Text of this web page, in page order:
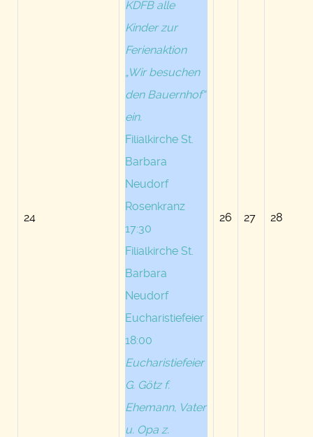
24
KDFB alle
Kinder zur
Ferienaktion
„Wir besuchen
den Bauernhof“
ein.
Filialkirche St.
Barbara
Neudorf
Rosenkranz
17:30
Filialkirche St.
Barbara
Neudorf
Eucharistiefeier
18:00
Eucharistiefeier
G. Götz f.
Ehemann, Vater
u. Opa z.
26 27 28